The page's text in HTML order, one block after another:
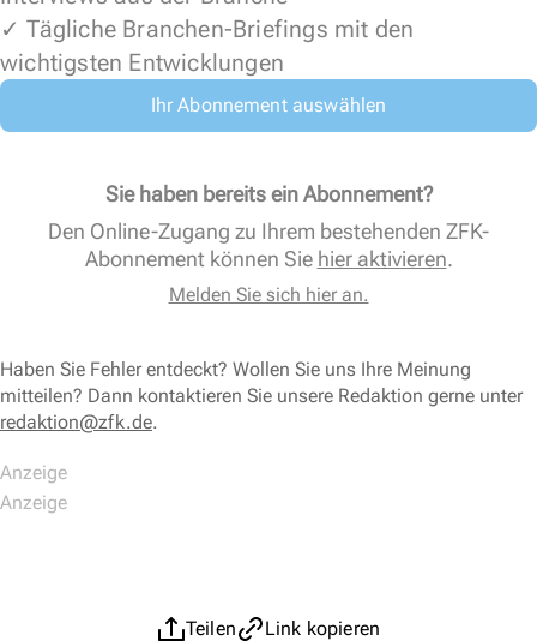
✓ Tägliche Branchen-Briefings mit den
wichtigsten Entwicklungen
Ihr Abonnement auswählen
Sie haben bereits ein Abonnement?
Den Online-Zugang zu Ihrem bestehenden ZFK-
Abonnement können Sie hier aktivieren.
Melden Sie sich hier an.
Haben Sie Fehler entdeckt? Wollen Sie uns Ihre Meinung
mitteilen? Dann kontaktieren Sie unsere Redaktion gerne unter
redaktion@zfk.de.
Teilen
Link kopieren